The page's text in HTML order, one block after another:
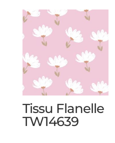
Tissu Flanelle
TW14639